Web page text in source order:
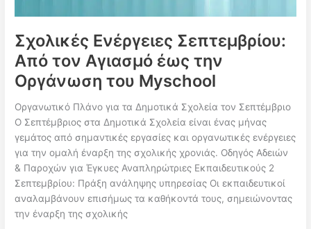
Σχολικές Ενέργειες Σεπτεμβρίου:
Από τον Αγιασμό έως την
Οργάνωση του Myschool
Οργανωτικό Πλάνο για τα Δημοτικά Σχολεία τον Σεπτέμβριο
Ο Σεπτέμβριος στα Δημοτικά Σχολεία είναι ένας μήνας
γεμάτος από σημαντικές εργασίες και οργανωτικές ενέργειες
για την ομαλή έναρξη της σχολικής χρονιάς. Οδηγός Αδειών
& Παροχών για Έγκυες Αναπληρώτριες Εκπαιδευτικούς 2
Σεπτεμβρίου: Πράξη ανάληψης υπηρεσίας Οι εκπαιδευτικοί
αναλαμβάνουν επισήμως τα καθήκοντά τους, σημειώνοντας
την έναρξη της σχολικής